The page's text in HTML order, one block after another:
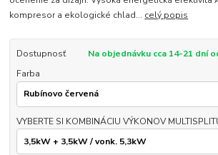
kompresor a ekologické chlad... celý popis
Dostupnosť
Na objednávku cca 14-21 dní
Farba
VYBERTE SI KOMBINÁCIU VÝKONOV